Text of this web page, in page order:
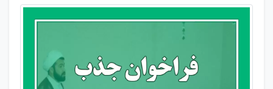
شرایط